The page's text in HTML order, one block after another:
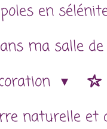
en
ma salle
naturelle et